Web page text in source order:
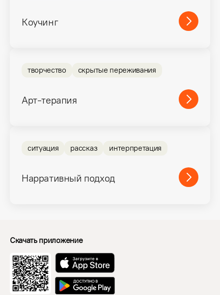
Коучинг
Арт-терапия
творчество скрытые переживания
Нарративный подход
ситуация рассказ интерпретация
Скачать приложение